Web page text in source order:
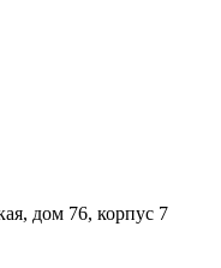
дом 76, корпус 7